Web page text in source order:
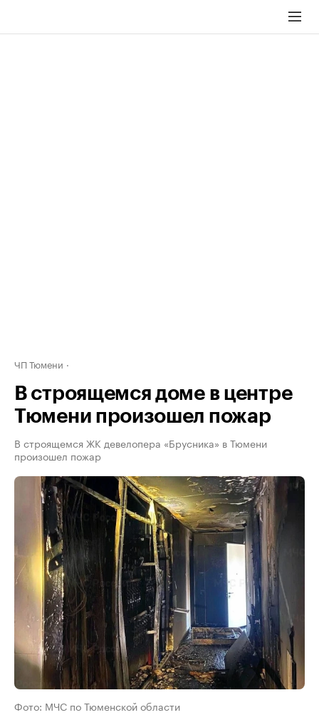
ЧП Тюмени
В строящемся доме в центре
Тюмени произошел пожар
В строящемся ЖК девелопера «Брусника» в Тюмени
произошел пожар
Фото: МЧС по Тюменской области